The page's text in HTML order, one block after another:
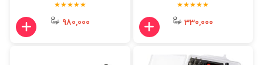
★★★★★
330,000
★★★★★
980,000